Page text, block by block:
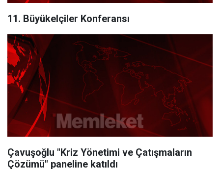
11. Büyükelçiler Konferansı
Çavuşoğlu "Kriz Yönetimi ve Çatışmaların
Çözümü" paneline katıldı